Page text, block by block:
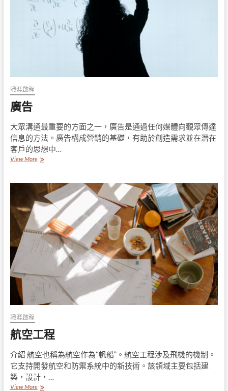
職涯啟程
廣告
大眾溝通最重要的方面之一，廣告是通過任何媒體向觀眾傳達
信息的方法。廣告構成營銷的基礎，有助於創造需求並在潛在
客戶的思想中…
View More廣
職涯啟程
航空工程
介紹 航空也稱為航空作為“帆船”。航空工程涉及飛機的機制。
它支持開發航空和防禦系統中的新技術。該領域主要包括建
築，設計，…
View More航